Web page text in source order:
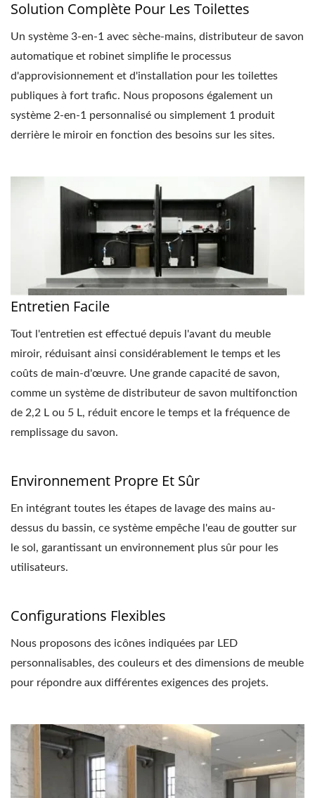
Solution Complète Pour Les Toilettes
Un système 3-en-1 avec sèche-mains, distributeur de savon
automatique et robinet simplifie le processus
d'approvisionnement et d'installation pour les toilettes
publiques à fort trafic. Nous proposons également un
système 2-en-1 personnalisé ou simplement 1 produit
derrière le miroir en fonction des besoins sur les sites.
Entretien Facile
Tout l'entretien est effectué depuis l'avant du meuble
miroir, réduisant ainsi considérablement le temps et les
coûts de main-d'œuvre. Une grande capacité de savon,
comme un système de distributeur de savon multifonction
de 2,2 L ou 5 L, réduit encore le temps et la fréquence de
remplissage du savon.
Environnement Propre Et Sûr
En intégrant toutes les étapes de lavage des mains au-
dessus du bassin, ce système empêche l'eau de goutter sur
le sol, garantissant un environnement plus sûr pour les
utilisateurs.
Configurations Flexibles
Nous proposons des icônes indiquées par LED
personnalisables, des couleurs et des dimensions de meuble
pour répondre aux différentes exigences des projets.